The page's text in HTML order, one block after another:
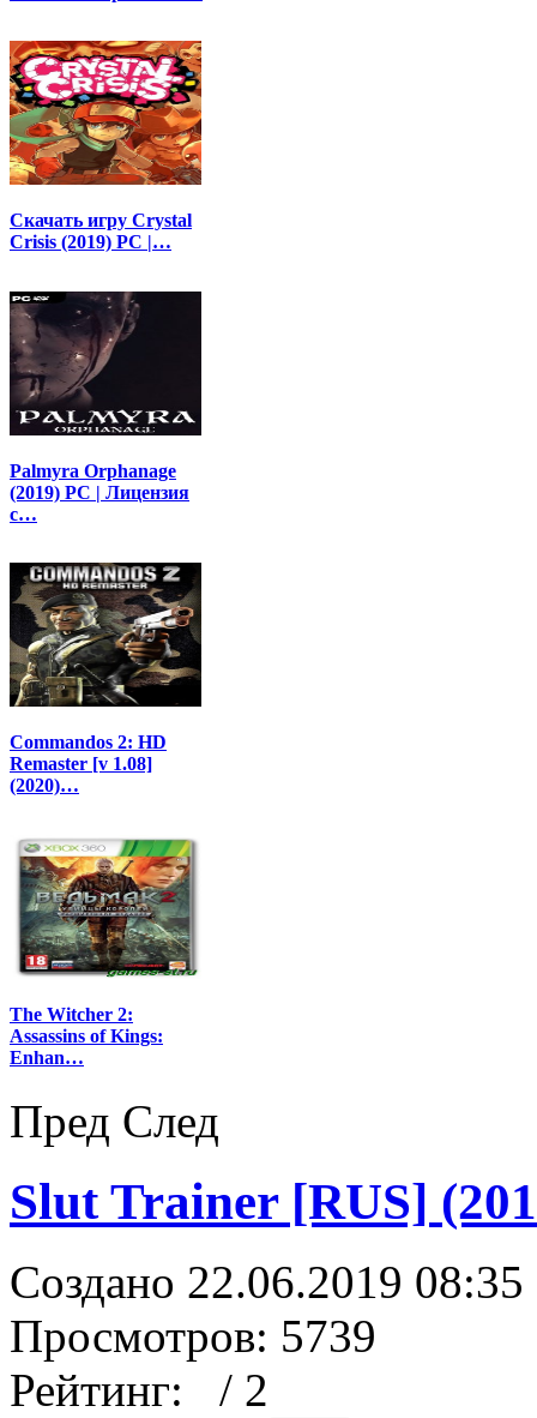
Скачать игру Crystal
Crisis (2019) PC |…
Palmyra Orphanage
(2019) PC | Лицензия
с…
Commandos 2: HD
Remaster [v 1.08]
(2020)…
The Witcher 2:
Assassins of Kings:
Enhan…
Пред След
Slut Trainer [RUS]
Создано 22.06.2019 08:35
Просмотров: 5739
Рейтинг:
/ 2